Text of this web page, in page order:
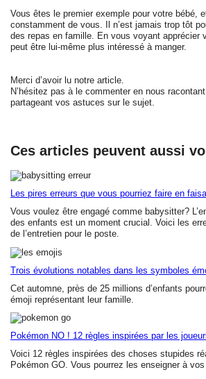
Vous êtes le premier exemple pour votre bébé,
constamment de vous. Il n’est jamais trop tôt
des repas en famille. En vous voyant apprécier
peut être lui-même plus intéressé à manger.
Merci d’avoir lu notre article.
N’hésitez pas à le commenter en nous
partageant vos astuces sur le sujet.
Ces articles peuvent aussi
Les pires erreurs que vous pourriez faire en
Vous voulez être engagé comme babysitter?
des enfants est un moment crucial. Voici les
de l’entretien pour le poste.
Trois évolutions notables dans les symboles
Cet automne, près de 25 millions d’enfants
émoji représentant leur famille.
Pokémon NO ! 12 règles inspirées par les
Voici 12 règles inspirées des choses stupides
Pokémon GO. Vous pourrez les enseigner à